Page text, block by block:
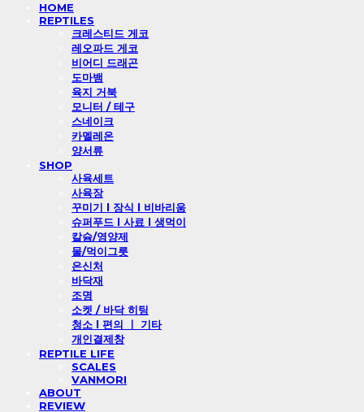
HOME
REPTILES
크레스티드 게코
레오파드 게코
비어디 드래곤
도마뱀
육지 거북
모니터 / 테구
스네이크
카멜레온
양서류
SHOP
사육세트
사육장
꾸미기 l 장식 l 비바리움
슈퍼푸드 l 사료 l 생먹이
칼슘/영양제
물/먹이그릇
은신처
바닥재
조명
소켓 / 바닥 히팅
청소 l 편의 ㅣ 기타
개인결제창
REPTILE LIFE
SCALES
VANMORI
ABOUT
REVIEW